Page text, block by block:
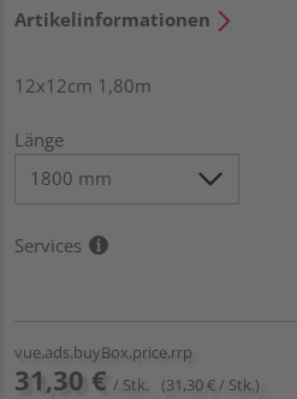
Artikelinformationen
12x12cm 1,80m
Länge
Services
vue.ads.buyBox.price.rrp
31,30 € / Stk. (31,30 € / Stk.)